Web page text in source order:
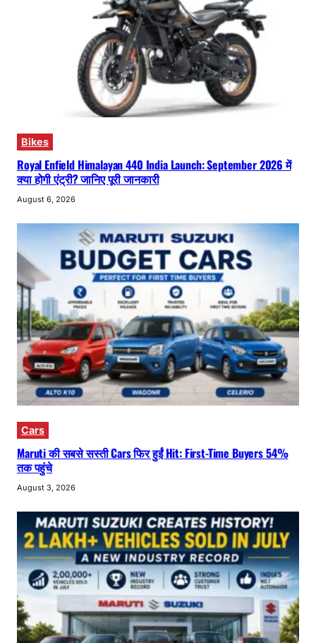
Bikes
Royal Enfield Himalayan 440 India Launch: September 2026 में
क्या होगी एंट्री? जानिए पूरी जानकारी
August 6, 2026
Cars
Maruti की सबसे सस्ती Cars फिर हुईं Hit: First-Time Buyers 54%
तक पहुंचे
August 3, 2026